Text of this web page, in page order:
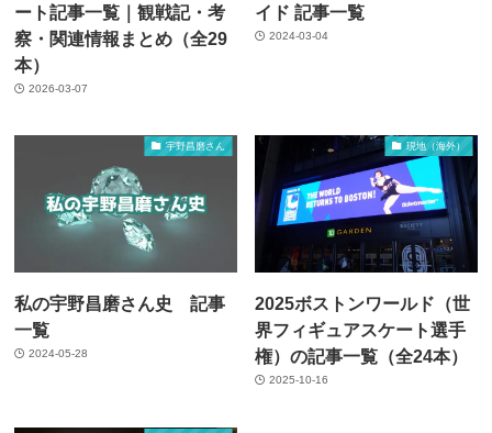
ート記事一覧｜観戦記・考
察・関連情報まとめ（全29
本）
2026-03-07
イド 記事一覧
2024-03-04
宇野昌磨さん
私の宇野昌磨さん史 記事
一覧
2024-05-28
現地（海外）
2025ボストンワールド（世
界フィギュアスケート選手
権）の記事一覧（全24本）
2025-10-16